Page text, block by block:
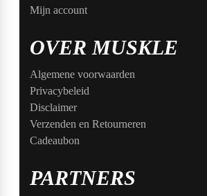
Mijn account
OVER MUSKLE
Algemene voorwaarden
Privacybeleid
Disclaimer
Verzenden en Retourneren
Cadeaubon
PARTNERS